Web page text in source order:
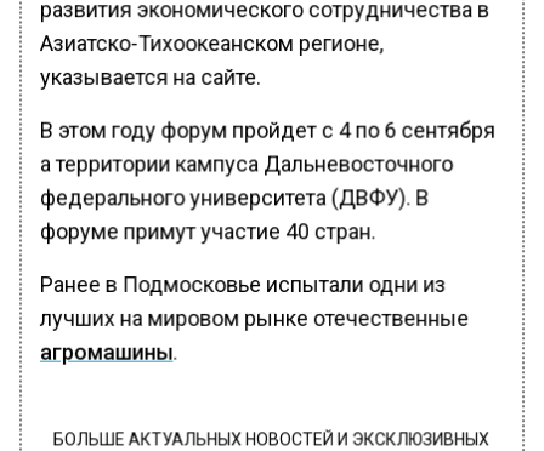
развития экономического сотрудничества в
Азиатско-Тихоокеанском регионе,
указывается на сайте.
В этом году форум пройдет с 4 по 6 сентября
а территории кампуса Дальневосточного
федерального университета (ДВФУ). В
форуме примут участие 40 стран.
Ранее в Подмосковье испытали одни из
лучших на мировом рынке отечественные
агромашины.
БОЛЬШЕ АКТУАЛЬНЫХ НОВОСТЕЙ И ЭКСКЛЮЗИВНЫХ